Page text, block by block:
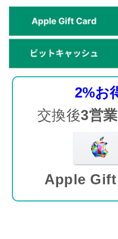
2%お
交換後3営
Apple Gift